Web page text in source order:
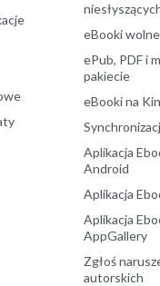
eBooki
ePub, PDF i
pakiecie
eBooki na
Aplikacja
Android
Aplikacja
Aplikacja
AppGallery
Zgłoś
autorskich